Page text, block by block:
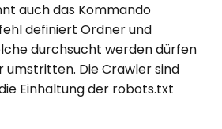
auch das Kommando
definiert Ordner und
durchsucht werden dürfen
umstritten. Die Crawler sind
Einhaltung der robots.txt